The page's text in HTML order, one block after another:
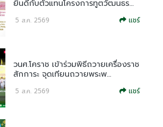
ยินดีกับตัวแทนโครงการทูตวัฒนธร...
5 ส.ค. 2569 แชร์
วนศ.โคราช เข้าร่วมพิธีถวายเครื่องราช
สักการะ จุดเทียนถวายพระพ...
5 ส.ค. 2569 แชร์